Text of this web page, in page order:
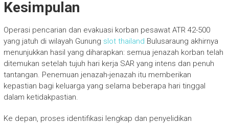
Kesimpulan
Operasi pencarian dan evakuasi korban pesawat ATR 42-500
yang jatuh di wilayah Gunung slot thailand Bulusaraung akhirnya
menunjukkan hasil yang diharapkan: semua jenazah korban telah
ditemukan setelah tujuh hari kerja SAR yang intens dan penuh
tantangan. Penemuan jenazah-jenazah itu memberikan
kepastian bagi keluarga yang selama beberapa hari tinggal
dalam ketidakpastian.
Ke depan, proses identifikasi lengkap dan penyelidikan